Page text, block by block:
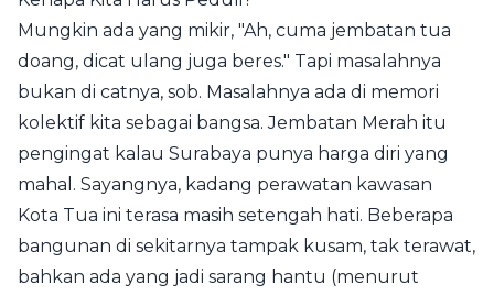
Mungkin ada yang mikir, "Ah, cuma jembatan tua
doang, dicat ulang juga beres." Tapi masalahnya
bukan di catnya, sob. Masalahnya ada di memori
kolektif kita sebagai bangsa. Jembatan Merah itu
pengingat kalau Surabaya punya harga diri yang
mahal. Sayangnya, kadang perawatan kawasan
Kota Tua ini terasa masih setengah hati. Beberapa
bangunan di sekitarnya tampak kusam, tak terawat,
bahkan ada yang jadi sarang hantu (menurut